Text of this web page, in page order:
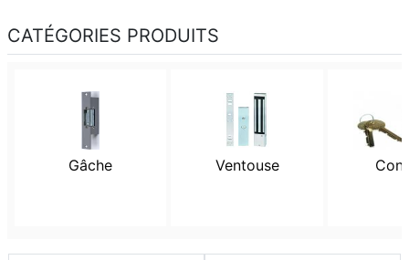
CATÉGORIES PRODUITS
Gâche Ventouse